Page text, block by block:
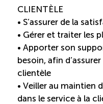
CLIENTÈLE
• S’assurer de la
• Gérer et traiter les
• Apporter son
besoin, afin
clientèle
• Veiller au maintien
dans le service à la